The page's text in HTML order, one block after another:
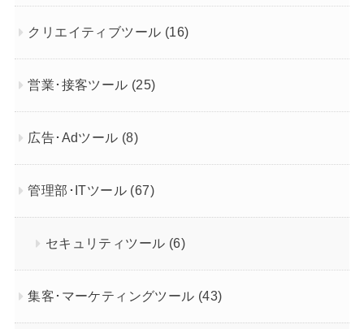
クリエイティブツール (16)
営業･接客ツール (25)
広告･Adツール (8)
管理部･ITツール (67)
セキュリティツール (6)
集客･マーケティングツール (43)